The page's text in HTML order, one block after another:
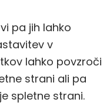
pa jih lahko
v
lahko povzroči
strani ali pa
spletne strani.